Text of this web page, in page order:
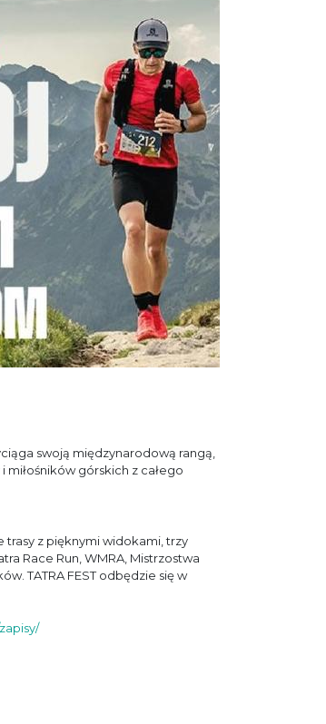
swoją międzynarodową rangą,
i miłośników górskich z całego
z pięknymi widokami, trzy
Race Run, WMRA, Mistrzostwa
TATRA FEST odbędzie się w